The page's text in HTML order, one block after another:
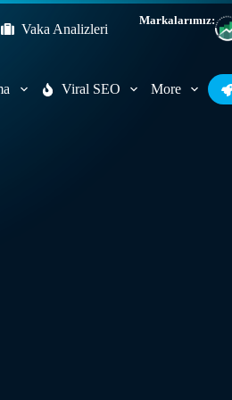
Vaka Analizleri
Markalarımız:
Viral SEO More